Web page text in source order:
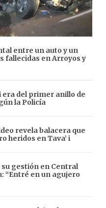
entre un auto y un
fallecidas en Arroyos y
era del primer anillo de
la Policía
revela balacera que
heridos en Tava’ i
su gestión en Central
“Entré en un agujero